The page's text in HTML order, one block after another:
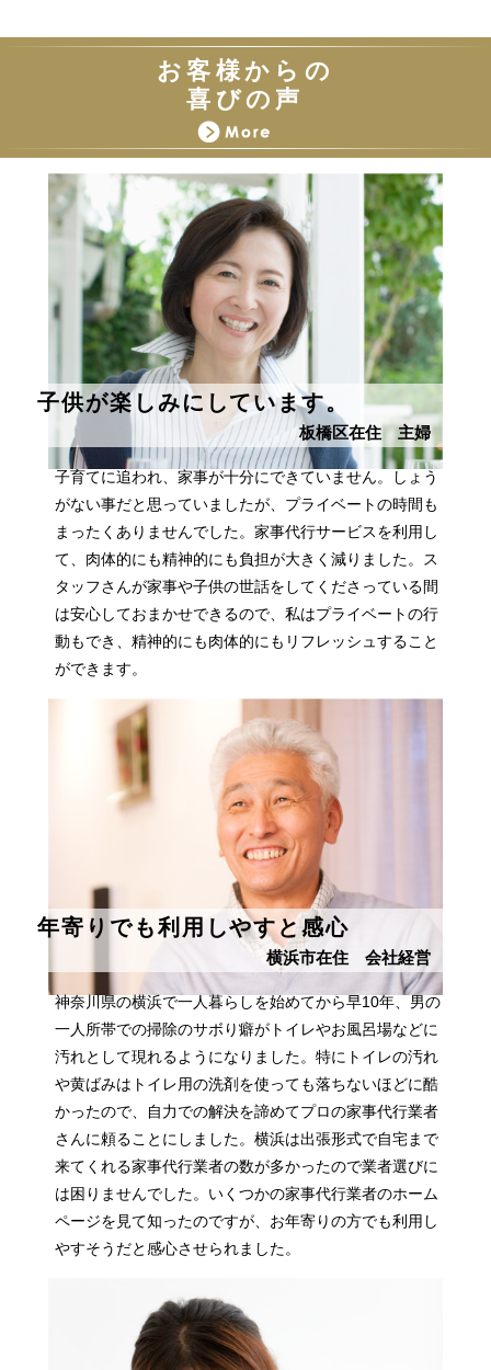
お客様からの
喜びの声
子供が楽しみにしています。
板橋区在住 主婦
子育てに追われ、家事が十分にできていません。しょう
がない事だと思っていましたが、プライベートの時間も
まったくありませんでした。家事代行サービスを利用し
て、肉体的にも精神的にも負担が大きく減りました。ス
タッフさんが家事や子供の世話をしてくださっている間
は安心しておまかせできるので、私はプライベートの行
動もでき、精神的にも肉体的にもリフレッシュすること
ができます。
年寄りでも利用しやすと感心
横浜市在住 会社経営
神奈川県の横浜で一人暮らしを始めてから早10年、男の
一人所帯での掃除のサボり癖がトイレやお風呂場などに
汚れとして現れるようになりました。特にトイレの汚れ
や黄ばみはトイレ用の洗剤を使っても落ちないほどに酷
かったので、自力での解決を諦めてプロの家事代行業者
さんに頼ることにしました。横浜は出張形式で自宅まで
来てくれる家事代行業者の数が多かったので業者選びに
は困りませんでした。いくつかの家事代行業者のホーム
ページを見て知ったのですが、お年寄りの方でも利用し
やすそうだと感心させられました。